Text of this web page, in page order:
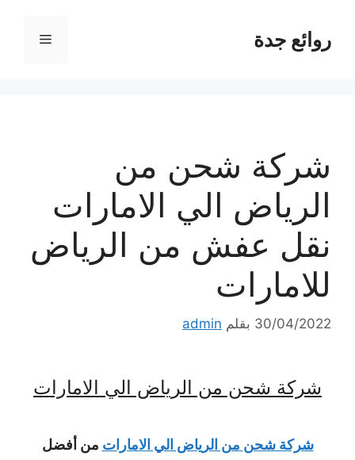
المحتوىروائع جدة القائمة
شركة شحن من
الرياض الي الامارات
نقل عفش من الرياض
للامارات
30/04/2022 بقلم admin
شركة شحن من الرياض الي الامارات
شركة شحن من الرياض الي الامارات من أفضل